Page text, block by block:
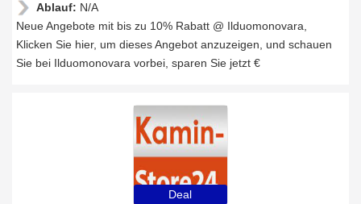
Ablauf: N/A
Neue Angebote mit bis zu 10% Rabatt @ Ilduomonovara,
Klicken Sie hier, um dieses Angebot anzuzeigen, und schauen
Sie bei Ilduomonovara vorbei, sparen Sie jetzt €
Deal